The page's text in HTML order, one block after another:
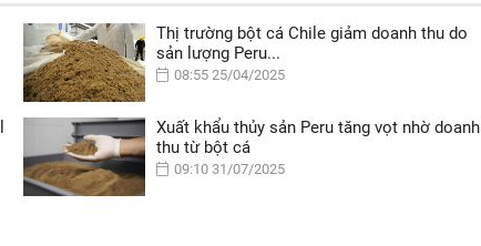
Thị trường bột cá Chile giảm doanh thu do
sản lượng Peru...
08:55 25/04/2025
Xuất khẩu thủy sản Peru tăng vọt nhờ doanh
thu từ bột cá
09:10 31/07/2025